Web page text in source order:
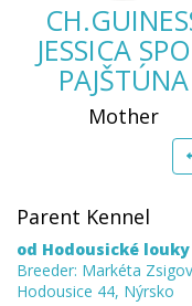
JESSICA
PAJŠTÚNA
Mother
Parent Kennel
od Hodousické louky
Breeder: Markéta
Hodousice 44, Nýrsko